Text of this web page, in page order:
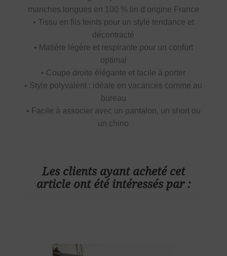
manches longues en 100 % lin d’origine France
• Tissu en fils teints pour un style tendance et
décontracté
• Matière légère et respirante pour un confort
optimal
• Coupe droite élégante et facile à porter
• Style polyvalent : idéale en vacances comme au
bureau
• Facile à associer avec un pantalon, un short ou
un chino
Les clients ayant acheté cet
article ont été intéressés par :